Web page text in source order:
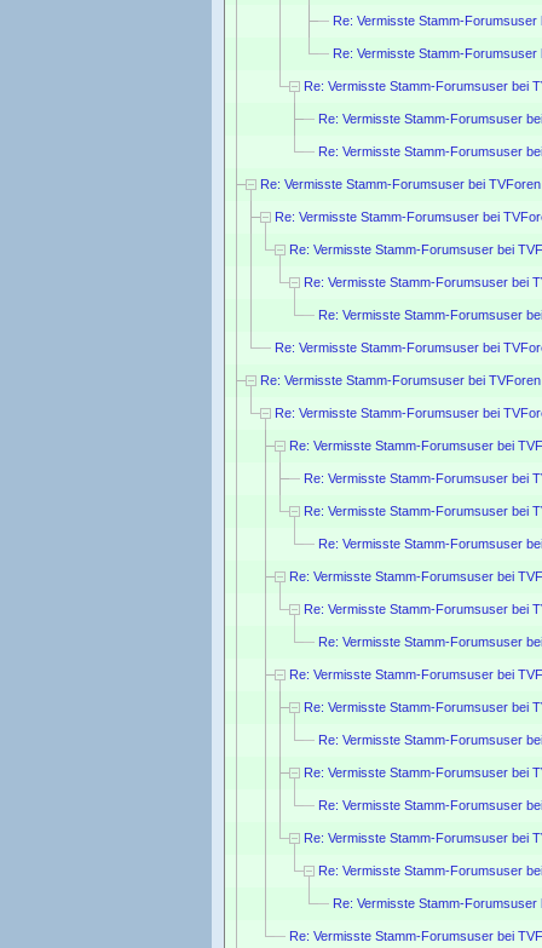
Re: Vermisste Stamm-Forumsuser
Re: Vermisste Stamm-Forumsuser
Re: Vermisste Stamm-Forumsuser bei
Re: Vermisste Stamm-Forumsuser
Re: Vermisste Stamm-Forumsuser
Re: Vermisste Stamm-Forumsuser bei
Re: Vermisste Stamm-Forumsuser bei
Re: Vermisste Stamm-Forumsuser bei
Re: Vermisste Stamm-Forumsuser bei
Re: Vermisste Stamm-Forumsuser
Re: Vermisste Stamm-Forumsuser bei
Re: Vermisste Stamm-Forumsuser bei
Re: Vermisste Stamm-Forumsuser bei
Re: Vermisste Stamm-Forumsuser bei
Re: Vermisste Stamm-Forumsuser bei
Re: Vermisste Stamm-Forumsuser bei
Re: Vermisste Stamm-Forumsuser
Re: Vermisste Stamm-Forumsuser bei
Re: Vermisste Stamm-Forumsuser bei
Re: Vermisste Stamm-Forumsuser
Re: Vermisste Stamm-Forumsuser bei
Re: Vermisste Stamm-Forumsuser bei
Re: Vermisste Stamm-Forumsuser
Re: Vermisste Stamm-Forumsuser bei
Re: Vermisste Stamm-Forumsuser
Re: Vermisste Stamm-Forumsuser bei
Re: Vermisste Stamm-Forumsuser
Re: Vermisste Stamm-Forumsuser
Re: Vermisste Stamm-Forumsuser bei